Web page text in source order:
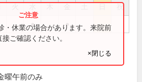
祝
● ●
・休業の場合があります。来院前
ご確認ください。
×閉じる
曜午前のみ